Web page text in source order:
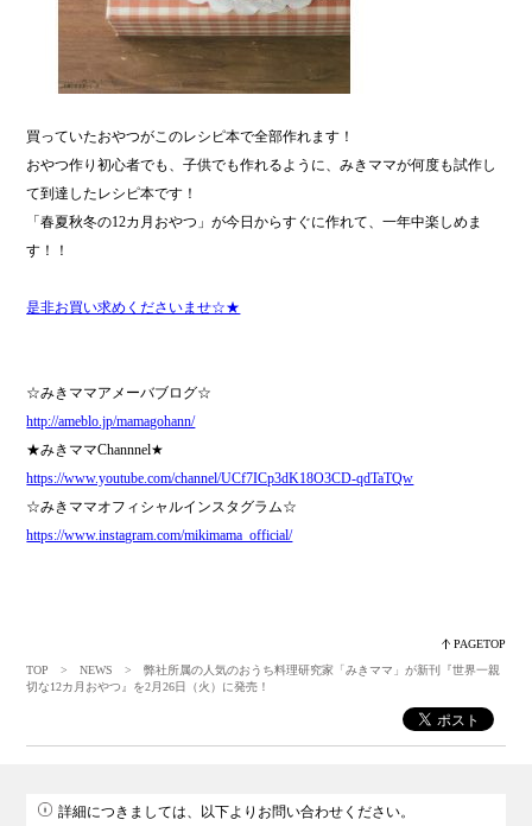
買っていたおやつがこのレシピ本で全部作れます！
おやつ作り初心者でも、子供でも作れるように、みきママが何度も試作し
て到達したレシピ本です！
「春夏秋冬の12カ月おやつ」が今日からすぐに作れて、一年中楽しめま
す！！
是非お買い求めくださいませ☆★
☆みきママアメーバブログ☆
http://ameblo.jp/mamagohann/
★みきママChannnel★
https://www.youtube.com/channel/UCf7ICp3dK18O3CD-qdTaTQw
☆みきママオフィシャルインスタグラム☆
https://www.instagram.com/mikimama_official/
PAGETOP
TOP
>NEWS
> 弊社所属の人気のおうち料理研究家「みきママ」が新刊『世界一親
切な12カ月おやつ』を2月26日（火）に発売！
詳細につきましては、以下よりお問い合わせください。